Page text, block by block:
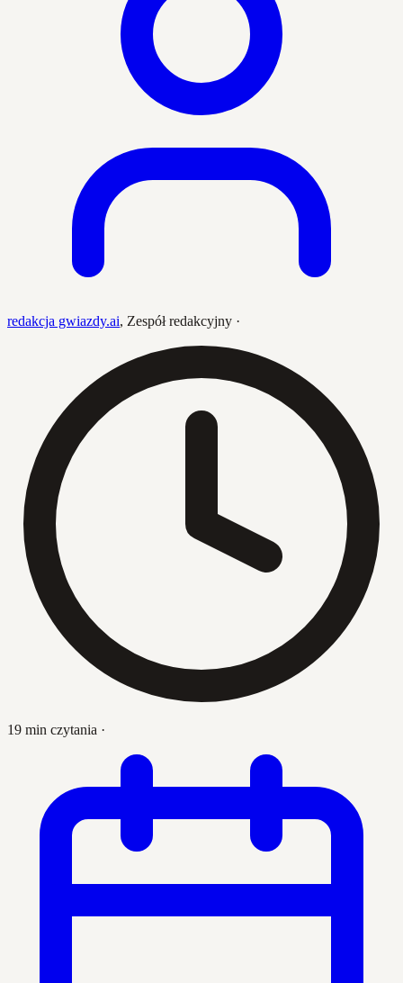
redakcja gwiazdy.ai, Zespół redakcyjny ·
19 min czytania ·